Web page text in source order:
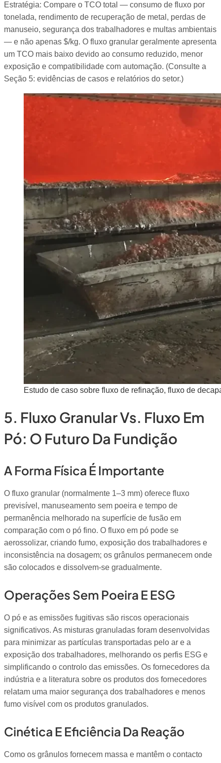
Estratégia: Compare o TCO total — consumo de fluxo por
tonelada, rendimento de recuperação de metal, perdas de
manuseio, segurança dos trabalhadores e multas ambientais
— e não apenas $/kg. O fluxo granular geralmente apresenta
um TCO mais baixo devido ao consumo reduzido, menor
exposição e compatibilidade com automação. (Consulte a
Seção 5: evidências de casos e relatórios do setor.)
Estudo de caso sobre fluxo de refinação, fluxo de
5. Fluxo Granular Vs. Fluxo Em
Pó: O Futuro Da Fundição
A Forma Física É Importante
O fluxo granular (normalmente 1–3 mm) oferece fluxo
previsível, manuseamento sem poeira e tempo de
permanência melhorado na superfície de fusão em
comparação com o pó fino. O fluxo em pó pode se
aerossolizar, criando fumo, exposição dos trabalhadores e
inconsistência na dosagem; os grânulos permanecem onde
são colocados e dissolvem-se gradualmente.
Operações Sem Poeira E ESG
O pó e as emissões fugitivas são riscos operacionais
significativos. As misturas granuladas foram desenvolvidas
para minimizar as partículas transportadas pelo ar e a
exposição dos trabalhadores, melhorando os perfis ESG e
simplificando o controlo das emissões. Os fornecedores da
indústria e a literatura sobre os produtos dos fornecedores
relatam uma maior segurança dos trabalhadores e menos
fumo visível com os produtos granulados.
Cinética E Eficiência Da Reação
Como os grânulos fornecem massa e mantêm o contacto